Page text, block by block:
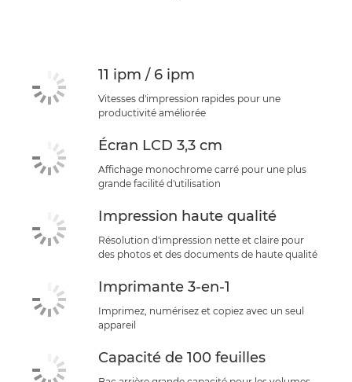
ACHETER DE L'ENCRE
11 ipm / 6 ipm
Vitesses d'impression rapides pour une
productivité améliorée
Écran LCD 3,3 cm
Affichage monochrome carré pour une plus
grande facilité d'utilisation
Impression haute qualité
Résolution d'impression nette et claire pour
des photos et des documents de haute qualité
Imprimante 3-en-1
Imprimez, numérisez et copiez avec un seul
appareil
Capacité de 100 feuilles